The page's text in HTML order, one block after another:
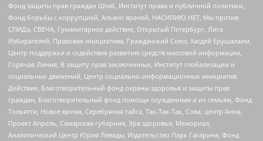
Фонд защиты прав граждан Штаб, Институт права и публичной политики,
Фонд борьбы с коррупцией, Альянс врачей, НАСИЛИЮ.НЕТ, Мы против
СПИДа, СВЕЧА, Гуманитарное действие, Открытый Петербург, Лига
Избирателей, Правовая инициатива, Гражданский Союз, Хасдей Ерушалаим,
Центр поддержки и содействия развитию средств массовой информации,
Горячая Линия, В защиту прав заключенных, Институт глобализации и
социальных движений, Центр социально-информационных инициатив
Действие, Благотворительный фонд охраны здоровья и защиты прав
граждан, Благотворительный фонд помощи осужденным и их семьям, Фонд
Тольятти, Новое время, Серебряная тайга, Так-Так-Так, Сова, центр Анна,
Проект Апрель, Самарская губерния, Эра здоровья, Мемориал,
Аналитический Центр Юрия Левады, Издательство Парк Гагарина, Фонд